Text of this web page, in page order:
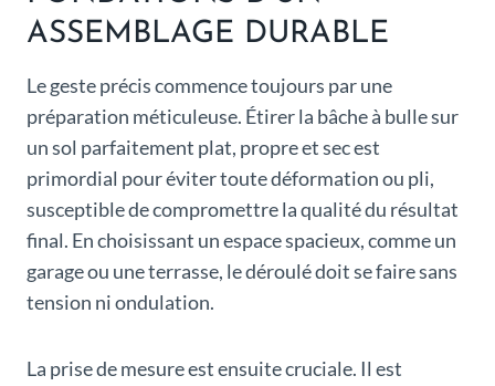
ASSEMBLAGE DURABLE
Le geste précis commence toujours par une
préparation méticuleuse. Étirer la bâche à bulle sur
un sol parfaitement plat, propre et sec est
primordial pour éviter toute déformation ou pli,
susceptible de compromettre la qualité du résultat
final. En choisissant un espace spacieux, comme un
garage ou une terrasse, le déroulé doit se faire sans
tension ni ondulation.
La prise de mesure est ensuite cruciale. Il est